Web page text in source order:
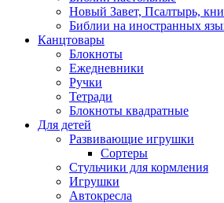
Новый Завет, Псалтырь,
Библии на иностранных
Канцтовары
Блокноты
Ежедневники
Ручки
Тетради
Блокноты квадратные
Для детей
Развивающие игрушки
Сортеры
Стульчики для кормления
Игрушки
Автокресла